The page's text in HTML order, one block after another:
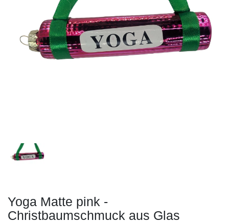
Yoga Matte pink -
Christbaumschmuck aus Glas